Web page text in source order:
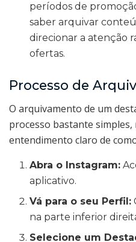
períodos de
saber arquivar
direcionar a atenção
ofertas.
Processo de
O arquivamento de um
processo bastante
entendimento claro de
Abra o Instagram:
aplicativo.
Vá para o seu Perfil:
na parte inferior
Selecione um